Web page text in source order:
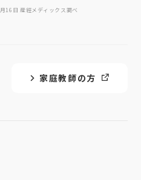
16日 産經メディックス調べ
家庭教師の方